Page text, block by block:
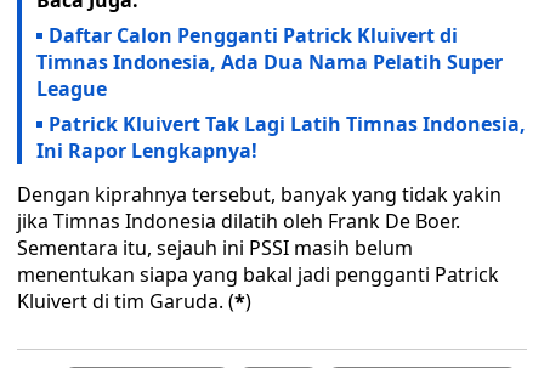
Daftar Calon Pengganti Patrick Kluivert di
Timnas Indonesia, Ada Dua Nama Pelatih Super
League
Patrick Kluivert Tak Lagi Latih Timnas Indonesia,
Ini Rapor Lengkapnya!
Dengan kiprahnya tersebut, banyak yang tidak yakin
jika Timnas Indonesia dilatih oleh Frank De Boer.
Sementara itu, sejauh ini PSSI masih belum
menentukan siapa yang bakal jadi pengganti Patrick
Kluivert di tim Garuda. (*)